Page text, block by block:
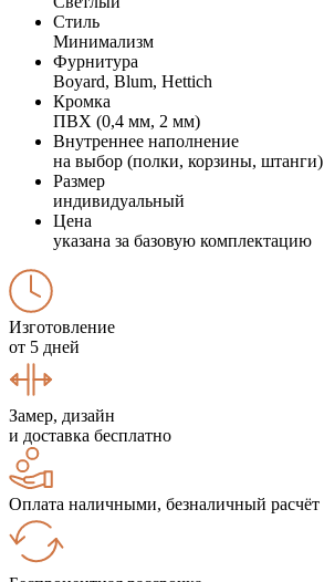
Стиль
Минимализм
Фурнитура
Boyard, Blum, Hettich
Кромка
ПВХ (0,4 мм, 2 мм)
Внутреннее наполнение
на выбор (полки, корзины, штанги)
Размер
индивидуальный
Цена
указана за базовую комплектацию
Изготовление
от 5 дней
Замер, дизайн
и доставка бесплатно
Оплата наличными, безналичный расчёт